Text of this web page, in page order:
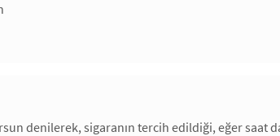
denilerek, sigaranın tercih edildiği, eğer saat